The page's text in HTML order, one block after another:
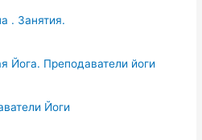
. Занятия.
Йога. Преподаватели йоги
Йоги